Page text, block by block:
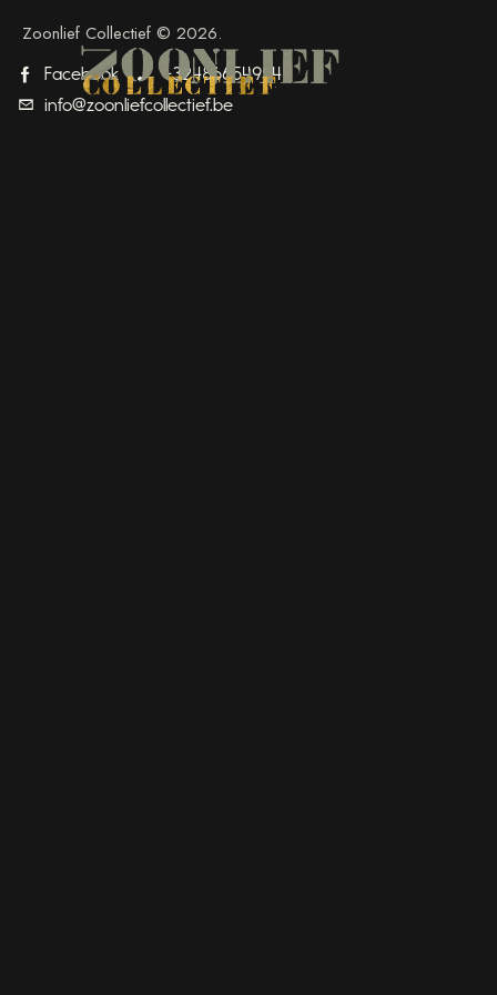
Zoonlief Collectief © 2026.
Facebook
+32486654954
info@zoonliefcollectief.be